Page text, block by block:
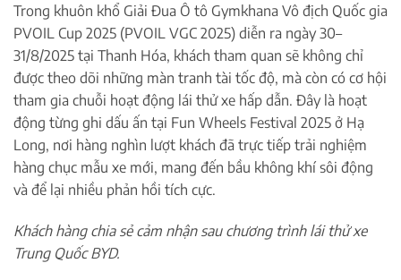
Trong khuôn khổ Giải Đua Ô tô Gymkhana Vô địch Quốc gia
PVOIL Cup 2025 (PVOIL VGC 2025) diễn ra ngày 30–
31/8/2025 tại Thanh Hóa, khách tham quan sẽ không chỉ
được theo dõi những màn tranh tài tốc độ, mà còn có cơ hội
tham gia chuỗi hoạt động lái thử xe hấp dẫn. Đây là hoạt
động từng ghi dấu ấn tại Fun Wheels Festival 2025 ở Hạ
Long, nơi hàng nghìn lượt khách đã trực tiếp trải nghiệm
hàng chục mẫu xe mới, mang đến bầu không khí sôi động
và để lại nhiều phản hồi tích cực.
Khách hàng chia sẻ cảm nhận sau chương trình lái thử xe
Trung Quốc BYD.